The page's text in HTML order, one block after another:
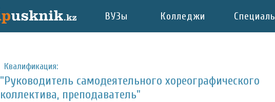
ВУЗы Колледжи
Квалификация:
"Руководитель самодеятельного хореографического
коллектива, преподаватель"